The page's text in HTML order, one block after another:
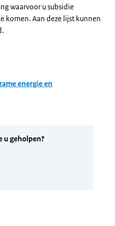
waarvoor u subsidie
komen. Aan deze lijst kunnen
energie en